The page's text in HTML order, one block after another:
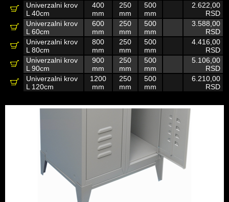
Univerzalni krov
L 40cm
400
mm
250
mm
500
mm
2.622,00
RSD
Univerzalni krov
L 60cm
600
mm
250
mm
500
mm
3.588,00
RSD
Univerzalni krov
L 80cm
800
mm
250
mm
500
mm
4.416,00
RSD
Univerzalni krov
L 90cm
900
mm
250
mm
500
mm
5.106,00
RSD
Univerzalni krov
L 120cm
1200
mm
250
mm
500
mm
6.210,00
RSD